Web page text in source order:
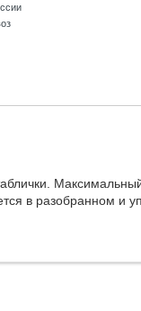
в разобранном и